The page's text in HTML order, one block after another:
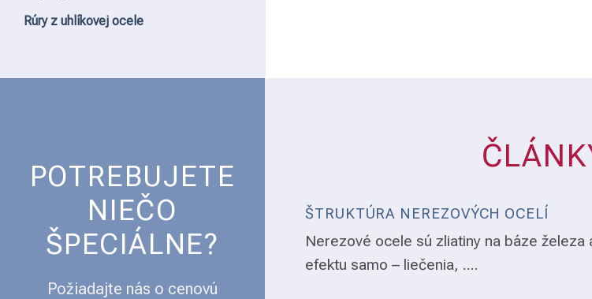
Rúry z uhlíkovej ocele
POTREBUJETE
NIEČO
ŠPECIÁLNE?
Požiadajte nás o cenovú
ŠTRUKTÚRA NEREZOVÝCH OCELÍ
Nerezové ocele sú zliatiny na báze
efektu samo – liečenia, ....